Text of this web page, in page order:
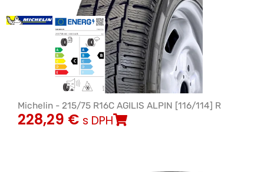
Michelin - 215/75 R16C AGILIS ALPIN [116/114] R
228,29 € s DPH